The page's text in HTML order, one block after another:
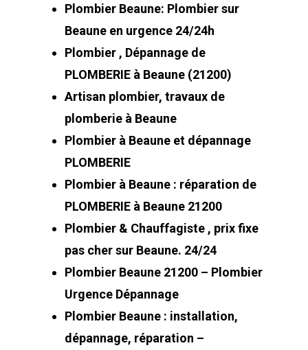
Plombier Beaune: Plombier sur
Beaune en urgence 24/24h
Plombier , Dépannage de
PLOMBERIE à Beaune (21200)
Artisan plombier, travaux de
plomberie à Beaune
Plombier à Beaune et dépannage
PLOMBERIE
Plombier à Beaune : réparation de
PLOMBERIE à Beaune 21200
Plombier & Chauffagiste , prix fixe
pas cher sur Beaune. 24/24
Plombier Beaune 21200 – Plombier
Urgence Dépannage
Plombier Beaune : installation,
dépannage, réparation –